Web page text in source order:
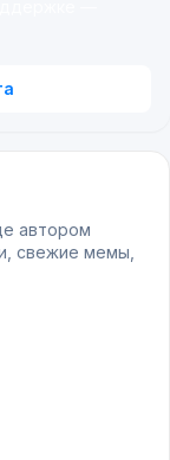
автором
свежие мемы,